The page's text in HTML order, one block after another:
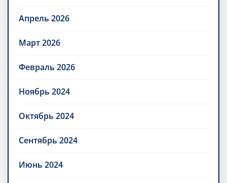
Апрель 2026
Март 2026
Февраль 2026
Ноябрь 2024
Октябрь 2024
Сентябрь 2024
Июнь 2024